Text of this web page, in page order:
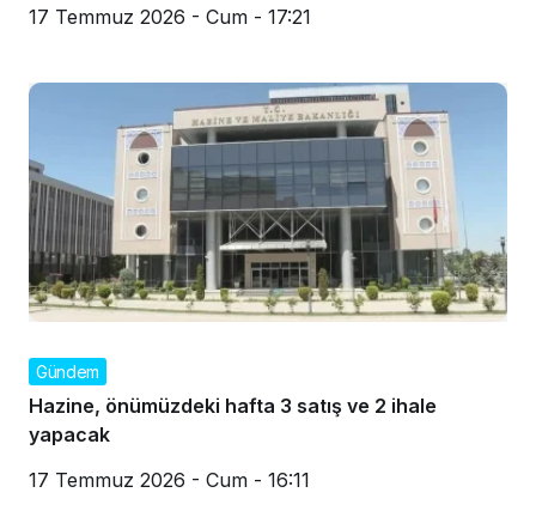
17 Temmuz 2026 - Cum - 17:21
Gündem
Hazine, önümüzdeki hafta 3 satış ve 2 ihale
yapacak
17 Temmuz 2026 - Cum - 16:11